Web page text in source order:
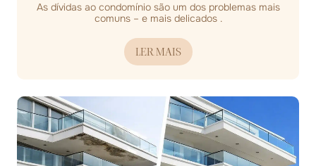
As dívidas ao condomínio são um dos problemas mais
comuns – e mais delicados .
LER MAIS